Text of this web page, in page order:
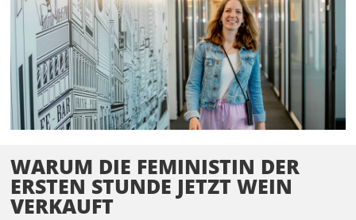
WARUM DIE FEMINISTIN DER
ERSTEN STUNDE JETZT WEIN
VERKAUFT